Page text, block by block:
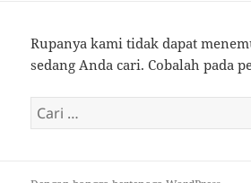
Rupanya kami tidak dapat
sedang Anda cari. Cobalah pada
Cari
untuk: